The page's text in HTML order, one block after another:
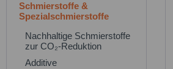
Schmierstoffe &
Spezialschmierstoffe
Nachhaltige Schmierstoffe
zur CO₂-Reduktion
Additive